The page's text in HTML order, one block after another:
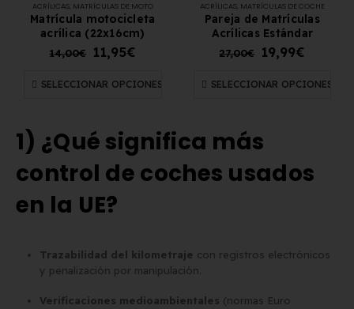
ACRÍLICAS, MATRÍCULAS DE MOTO
Matrícula motocicleta
acrílica (22x16cm)
14,00€ 11,95€
SELECCIONAR OPCIONES
ACRÍLICAS, MATRÍCULAS DE COCHE
Pareja de Matrículas
Acrílicas Estándar
27,00€ 19,99€
SELECCIONAR OPCIONES
1) ¿Qué significa más
control de coches usados
en la UE?
Trazabilidad del kilometraje con registros electrónicos
y penalización por manipulación.
Verificaciones medioambientales (normas Euro